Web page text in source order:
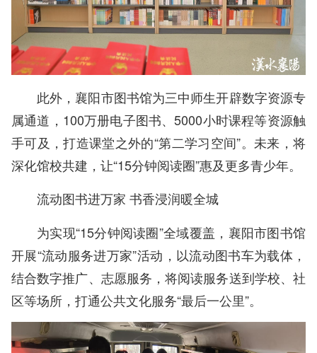
此外，襄阳市图书馆为三中师生开辟数字资源专
属通道，100万册电子图书、5000小时课程等资源触
手可及，打造课堂之外的“第二学习空间”。未来，将
深化馆校共建，让“15分钟阅读圈”惠及更多青少年。
流动图书进万家 书香浸润暖全城
为实现“15分钟阅读圈”全域覆盖，襄阳市图书馆
开展“流动服务进万家”活动，以流动图书车为载体，
结合数字推广、志愿服务，将阅读服务送到学校、社
区等场所，打通公共文化服务“最后一公里”。